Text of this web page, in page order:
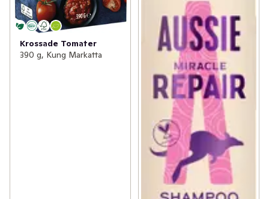
Krossade Tomater
390 g, Kung Markatta